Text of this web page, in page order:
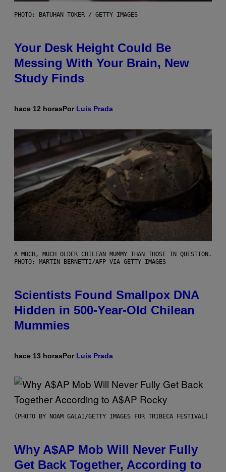
PHOTO: BATUHAN TOKER / GETTY IMAGES
Your Desk Height Could Be
Messing With Your Brain, New
Study Finds
hace 12 horasPor Luis Prada
A MUCH, MUCH OLDER CHILEAN MUMMY THAN THOSE IN QUESTION.
PHOTO: MARTIN BERNETTI/AFP VIA GETTY IMAGES
Scientists Found Smallpox DNA
Hidden in 500-Year-Old Chilean
Mummies
hace 13 horasPor Luis Prada
(PHOTO BY NOAM GALAI/GETTY IMAGES FOR TRIBECA FESTIVAL)
Why A$AP Mob Will Never Fully
Get Back Together, According to